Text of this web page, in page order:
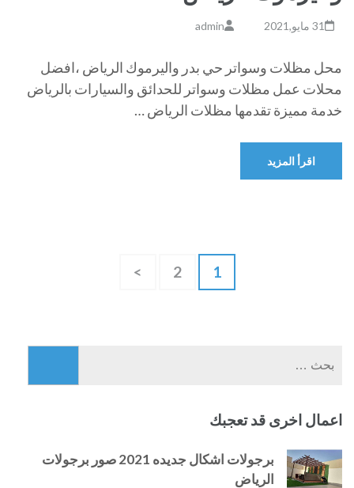
31 مايو,2021 admin
محل مظلات وسواتر حي بدر واليرموك الرياض ،افضل
محلات عمل مظلات وسواتر للحدائق والسيارات بالرياض
خدمة مميزة تقدمها مظلات الرياض …
اقرأ المزيد
صفحة1 صفحة
2
>
اعمال اخرى قد تعجبك
برجولات اشكال جديده 2021 صور برجولات
الرياض